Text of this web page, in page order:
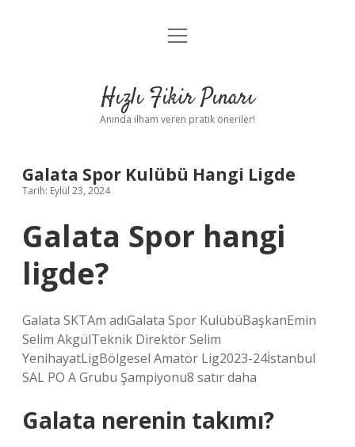
Anasayfa
Yasal Uyarı
menüyü
Hızlı Fikir Pınarı
Anında ilham veren pratik öneriler!
Galata Spor Kulübü Hangi Ligde
Tarih: Eylül 23, 2024
Galata Spor hangi
ligde?
Galata SKTAm adıGalata Spor KulübüBaşkanEmin
Selim AkgülTeknik Direktör Selim
YenihayatLigBölgesel Amatör Lig2023-24İstanbul
SAL PO A Grubu Şampiyonu8 satır daha
Galata nerenin takımı?